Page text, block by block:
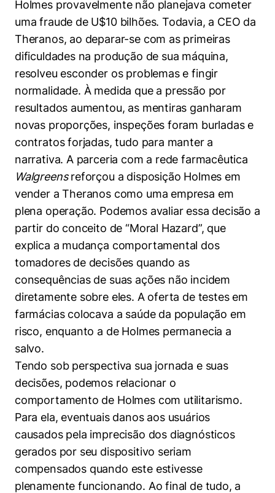
Holmes provavelmente não planejava cometer
uma fraude de U$10 bilhões. Todavia, a CEO da
Theranos, ao deparar-se com as primeiras
dificuldades na produção de sua máquina,
resolveu esconder os problemas e fingir
normalidade. À medida que a pressão por
resultados aumentou, as mentiras ganharam
novas proporções, inspeções foram burladas e
contratos forjadas, tudo para manter a
narrativa. A parceria com a rede farmacêutica
Walgreensreforçou a disposição Holmes em
vender a Theranos como uma empresa em
plena operação. Podemos avaliar essa decisão a
partir do conceito de “Moral Hazard”, que
explica a mudança comportamental dos
tomadores de decisões quando as
consequências de suas ações não incidem
diretamente sobre eles. A oferta de testes em
farmácias colocava a saúde da população em
risco, enquanto a de Holmes permanecia a
salvo.
Tendo sob perspectiva sua jornada e suas
decisões, podemos relacionar o
comportamento de Holmes com utilitarismo.
Para ela, eventuais danos aos usuários
causados pela imprecisão dos diagnósticos
gerados por seu dispositivo seriam
compensados quando este estivesse
plenamente funcionando. Ao final de tudo, a
Cookies estritamente necessários
Cookies de preferências de usuário